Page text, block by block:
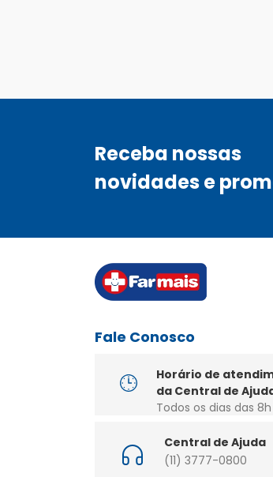
Receba nossas
novidades e
Fale Conosco
Horário de
da Central de
Todos os dias das 8h
Central de Ajuda
(11) 3777-0800